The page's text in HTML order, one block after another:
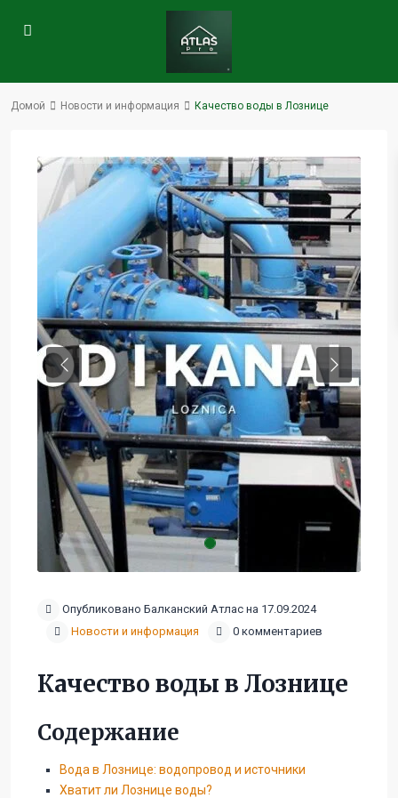
Домой Новости и информация Качество воды в Лознице
Previous Next
Опубликовано Балканский Атлас на 17.09.2024
Новости и информация
0 комментариев
Качество воды в Лознице
Содержание
Вода в Лознице: водопровод и источники
Хватит ли Лознице воды?